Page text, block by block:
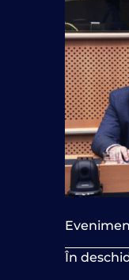
În